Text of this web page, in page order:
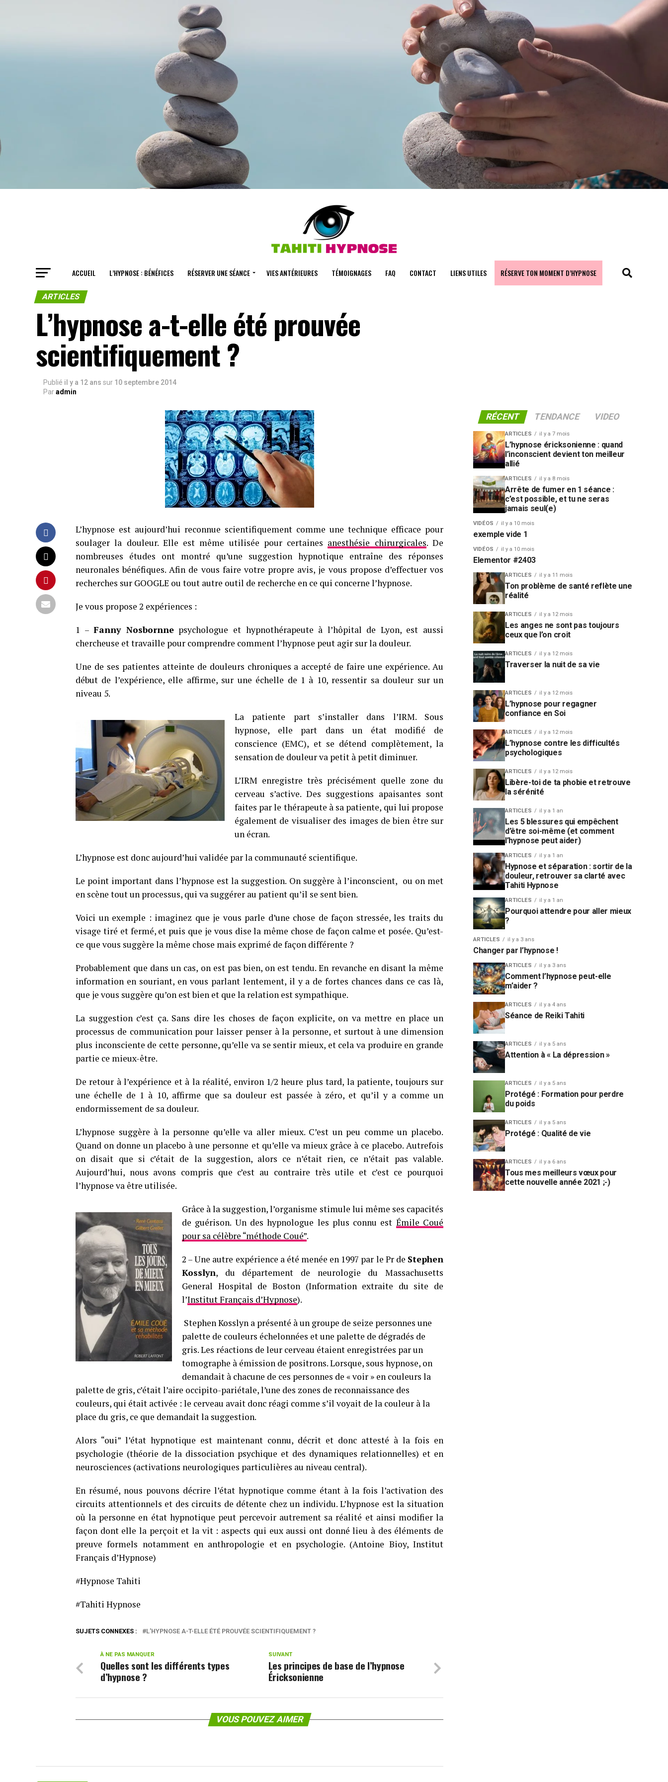
ACCUEIL L’HYPNOSE : BÉNÉFICES RÉSERVER UNE SÉANCE VIES ANTÉRIEURES TÉMOIGNAGES FAQ CONTACT LIENS UTILES RÉSERVE TON MOMENT D’HYPNOSE
ARTICLES
L’hypnose a-t-elle été prouvée
scientifiquement ?
Publié il y a 12 ans sur 10 septembre 2014
Paradmin
L’hypnose est aujourd’hui reconnue scientifiquement comme une technique efficace pour
soulager la douleur. Elle est même utilisée pour certaines anesthésie chirurgicales. De
nombreuses études ont montré qu’une suggestion hypnotique entraîne des réponses
neuronales bénéfiques. Afin de vous faire votre propre avis, je vous propose d’effectuer vos
recherches sur GOOGLE ou tout autre outil de recherche en ce qui concerne l’hypnose.
Je vous propose 2 expériences :
1 –Fanny Nosbornnepsychologue et hypnothérapeute à l’hôpital de Lyon, est aussi
chercheuse et travaille pour comprendre comment l’hypnose peut agir sur la douleur.
Une de ses patientes atteinte de douleurs chroniques a accepté de faire une expérience. Au
début de l’expérience, elle affirme, sur une échelle de 1 à 10, ressentir sa douleur sur un
niveau 5.
La patiente part s’installer dans l’IRM. Sous
hypnose, elle part dans un état modifié de
conscience (EMC), et se détend complètement, la
sensation de douleur va petit à petit diminuer.
L’IRM enregistre très précisément quelle zone du
cerveau s’active. Des suggestions apaisantes sont
faites par le thérapeute à sa patiente, qui lui propose
également de visualiser des images de bien être sur
un écran.
L’hypnose est donc aujourd’hui validée par la communauté scientifique.
Le point important dans l’hypnose est la suggestion. On suggère à l’inconscient, ou on met
en scène tout un processus, qui va suggérer au patient qu’il se sent bien.
Voici un exemple : imaginez que je vous parle d’une chose de façon stressée, les traits du
visage tiré et fermé, et puis que je vous dise la même chose de façon calme et posée. Qu’est-
ce que vous suggère la même chose mais exprimé de façon différente ?
Probablement que dans un cas, on est pas bien, on est tendu. En revanche en disant la même
information en souriant, en vous parlant lentement, il y a de fortes chances dans ce cas là,
que je vous suggère qu’on est bien et que la relation est sympathique.
La suggestion c’est ça. Sans dire les choses de façon explicite, on va mettre en place un
processus de communication pour laisser penser à la personne, et surtout à une dimension
plus inconsciente de cette personne, qu’elle va se sentir mieux, et cela va produire en grande
partie ce mieux-être.
De retour à l’expérience et à la réalité, environ 1/2 heure plus tard, la patiente, toujours sur
une échelle de 1 à 10, affirme que sa douleur est passée à zéro, et qu’il y a comme un
endormissement de sa douleur.
L’hypnose suggère à la personne qu’elle va aller mieux. C’est un peu comme un placebo.
Quand on donne un placebo à une personne et qu’elle va mieux grâce à ce placebo. Autrefois
on disait que si c’était de la suggestion, alors ce n’était rien, ce n’était pas valable.
Aujourd’hui, nous avons compris que c’est au contraire très utile et c’est ce pourquoi
l’hypnose va être utilisée.
Grâce à la suggestion, l’organisme stimule lui même ses capacités
de guérison. Un des hypnologue les plus connu est Émile Coué
pour sa célèbre “méthode Coué”.
2 – Une autre expérience a été menée en 1997 par le Pr de Stephen
Kosslyn, du département de neurologie du Massachusetts
General Hospital de Boston (Information extraite du site de
l’Institut Français d’Hypnose).
Stephen Kosslyn a présenté à un groupe de seize personnes une
palette de couleurs échelonnées et une palette de dégradés de
gris. Les réactions de leur cerveau étaient enregistrées par un
tomographe à émission de positrons. Lorsque, sous hypnose, on
demandait à chacune de ces personnes de « voir » en couleurs la
palette de gris, c’était l’aire occipito-pariétale, l’une des zones de reconnaissance des
couleurs, qui était activée : le cerveau avait donc réagi comme s’il voyait de la couleur à la
place du gris, ce que demandait la suggestion.
Alors “oui” l’état hypnotique est maintenant connu, décrit et donc attesté à la fois en
psychologie (théorie de la dissociation psychique et des dynamiques relationnelles) et en
neurosciences (activations neurologiques particulières au niveau central).
En résumé, nous pouvons décrire l’état hypnotique comme étant à la fois l’activation des
circuits attentionnels et des circuits de détente chez un individu. L’hypnose est la situation
où la personne en état hypnotique peut percevoir autrement sa réalité et ainsi modifier la
façon dont elle la perçoit et la vit : aspects qui eux aussi ont donné lieu à des éléments de
preuve formels notamment en anthropologie et en psychologie. (Antoine Bioy, Institut
Français d’Hypnose)
#Hypnose Tahiti
#Tahiti Hypnose
SUJETS CONNEXES : L'HYPNOSE A-T-ELLE ÉTÉ PROUVÉE SCIENTIFIQUEMENT ?
SUIVANT
Les principes de base de l’hypnose
Éricksonienne
À NE PAS MANQUER
Quelles sont les différents types
d’hypnose ?
VOUS POUVEZ AIMER
RÉCENT TENDANCE VIDEO
ARTICLES il y a 7 mois
L’hypnose éricksonienne : quand
l’inconscient devient ton meilleur
allié
ARTICLES il y a 8 mois
Arrête de fumer en 1 séance :
c’est possible, et tu ne seras
jamais seul(e)
VIDÉOS il y a 10 mois
exemple vide 1
VIDÉOS il y a 10 mois
Elementor #2403
ARTICLES il y a 11 mois
Ton problème de santé reflète une
réalité
ARTICLES il y a 12 mois
Les anges ne sont pas toujours
ceux que l’on croit
ARTICLES il y a 12 mois
Traverser la nuit de sa vie
ARTICLES il y a 12 mois
L’hypnose pour regagner
confiance en Soi
ARTICLES il y a 12 mois
L’hypnose contre les difficultés
psychologiques
ARTICLES il y a 12 mois
Libère-toi de ta phobie et retrouve
la sérénité
ARTICLES il y a 1 an
Les 5 blessures qui empêchent
d’être soi-même (et comment
l’hypnose peut aider)
ARTICLES il y a 1 an
Hypnose et séparation : sortir de la
douleur, retrouver sa clarté avec
Tahiti Hypnose
ARTICLES il y a 1 an
Pourquoi attendre pour aller mieux
?
ARTICLES il y a 3 ans
Changer par l’hypnose !
ARTICLES il y a 3 ans
Comment l’hypnose peut-elle
m’aider ?
ARTICLES il y a 4 ans
Séance de Reiki Tahiti
ARTICLES il y a 5 ans
Attention à « La dépression »
ARTICLES il y a 5 ans
Protégé : Formation pour perdre
du poids
ARTICLES il y a 5 ans
Protégé : Qualité de vie
ARTICLES il y a 6 ans
Tous mes meilleurs vœux pour
cette nouvelle année 2021 ;-)